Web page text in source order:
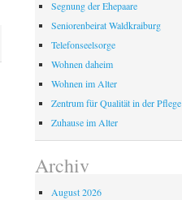
Segnung der Ehepaare
Seniorenbeirat Waldkraiburg
Telefonseelsorge
Wohnen daheim
Wohnen im Alter
Zentrum für Qualität in der Pflege
Zuhause im Alter
Archiv
August 2026